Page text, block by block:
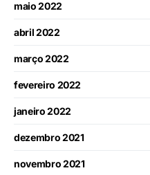
maio 2022
abril 2022
março 2022
fevereiro 2022
janeiro 2022
dezembro 2021
novembro 2021